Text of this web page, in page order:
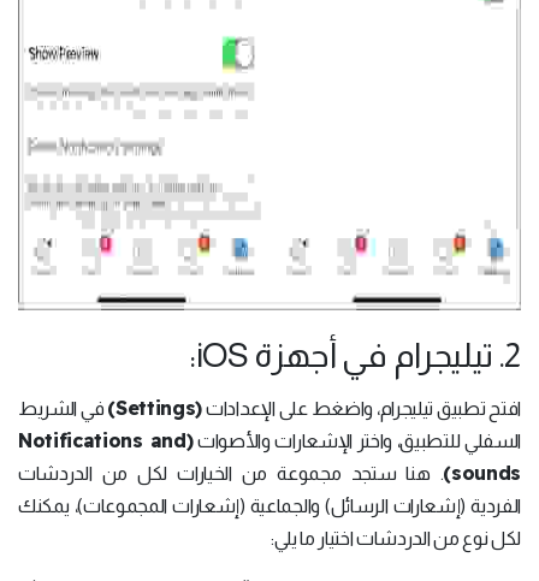
2. تيليجرام في أجهزة iOS:
افتح تطبيق تيليجرام، واضغط على الإعدادات(Settings)
في الشريط
السفلي للتطبيق، واختر الإشعارات والأصوات (Notifications and
sounds) . هنا ستجد مجموعة من الخيارات لكل من الدردشات
الفردية (إشعارات الرسائل) والجماعية (إشعارات المجموعات)، يمكنك
لكل نوع من الدردشات اختيار ما يلي: